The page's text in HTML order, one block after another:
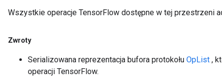
Wszystkie operacje TensorFlow dostępne w tej przestrzeni
Zwroty
Serializowana reprezentacja bufora protokołu OpList ,
operacji TensorFlow.